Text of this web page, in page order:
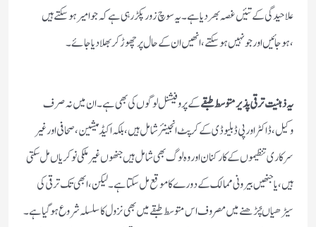
علاحیدگی کے تئیں غصہ بھردیاہے۔یہ سوچ زور پکڑرہی ہے کہ جو امیر ہوسکتے ہیں
،ہوجائیں اورجو نہیں ہوسکتے ،انھیں ان کے حال پر چھوڑکر بھلا دیا جائے۔
یہ ذہنیت ترقی پذیر متوسط طبقےکے پروفیشنل لوگوں کی بھی ہے۔ان میں نہ صرف
وکیل،ڈاکٹر اور پی ڈبلیوڈی کے کرپٹ انجینئر شامل ہیں،بلکہ اکیڈمیشین ،صحافی اور غیر
سرکاری تنظیموں کے کارکنان اور وہ لوگ بھی شامل ہیں جنھوں غیر ملکی نوکریاں مل سکتی
ہیں،یا جنھیں بیرونی ممالک کے دورے کا موقع مل سکتاہے۔لیکن، ابھی تک ترقی کی
سیڑھیاںچڑھنے میں مصروف اس متوسط طبقے میں بھی نزول کا سلسلہ شروع ہوگیاہے۔